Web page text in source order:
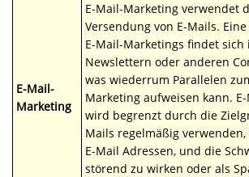
E-Mail-
Marketing
E-Mail-Marketing verwendet
Versendung von E-Mails.
E-Mail-Marketings findet sich
Newslettern oder anderen
was wiederrum Parallelen
Marketing aufweisen kann.
wird begrenzt durch die
Mails regelmäßig verwenden,
E-Mail Adressen, und die
störend zu wirken oder als